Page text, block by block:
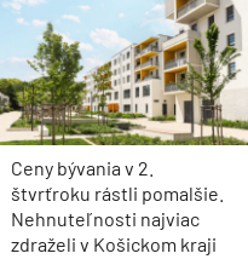
Ceny bývania v 2.
štvrťroku rástli pomalšie.
Nehnuteľnosti najviac
zdraželi v Košickom kraji